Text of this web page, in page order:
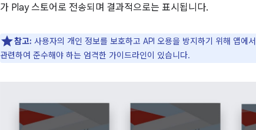
가 Play 스토어로 전송되며 결과적으로는 표시됩니다.
참고: 사용자의 개인 정보를 보호하고 API 오용을 방지하기 위해 앱에서
관련하여 준수해야 하는 엄격한 가이드라인이 있습니다.